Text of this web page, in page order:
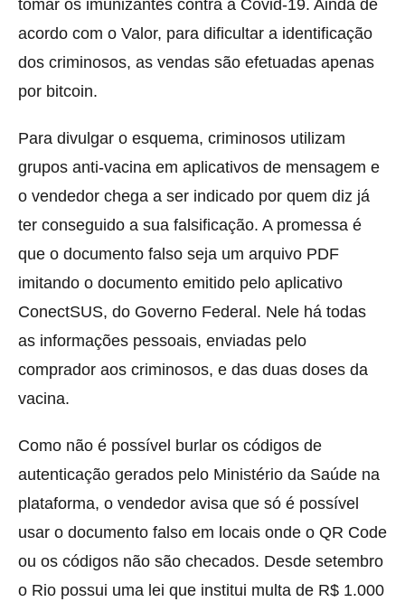
tomar os imunizantes contra a Covid-19. Ainda de
acordo com o Valor, para dificultar a identificação
dos criminosos, as vendas são efetuadas apenas
por bitcoin.
Para divulgar o esquema, criminosos utilizam
grupos anti-vacina em aplicativos de mensagem e
o vendedor chega a ser indicado por quem diz já
ter conseguido a sua falsificação. A promessa é
que o documento falso seja um arquivo PDF
imitando o documento emitido pelo aplicativo
ConectSUS, do Governo Federal. Nele há todas
as informações pessoais, enviadas pelo
comprador aos criminosos, e das duas doses da
vacina.
Como não é possível burlar os códigos de
autenticação gerados pelo Ministério da Saúde na
plataforma, o vendedor avisa que só é possível
usar o documento falso em locais onde o QR Code
ou os códigos não são checados. Desde setembro
o Rio possui uma lei que institui multa de R$ 1.000